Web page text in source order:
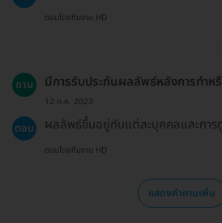
ตอบโดยทีมงาน HD
ถาม มีการรับประกันผลลัพธ์หลังการทำห
12 ก.ค. 2023
ตอบ ผลลัพธ์ขึ้นอยู่กับแต่ละบุคคลและการ
ตอบโดยทีมงาน HD
แสดงคำถามเพิ่ม